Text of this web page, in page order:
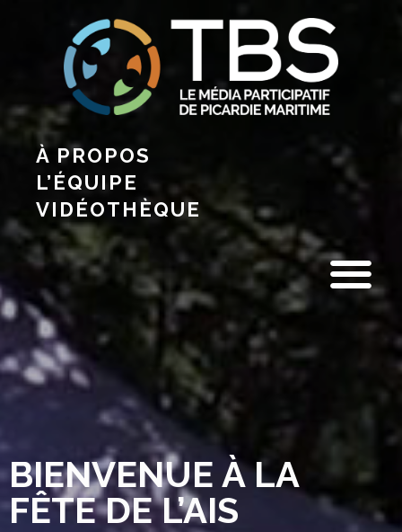
À PROPOS
L’ÉQUIPE
VIDÉOTHÈQUE
BIENVENUE À LA
FÊTE DE L’AIS